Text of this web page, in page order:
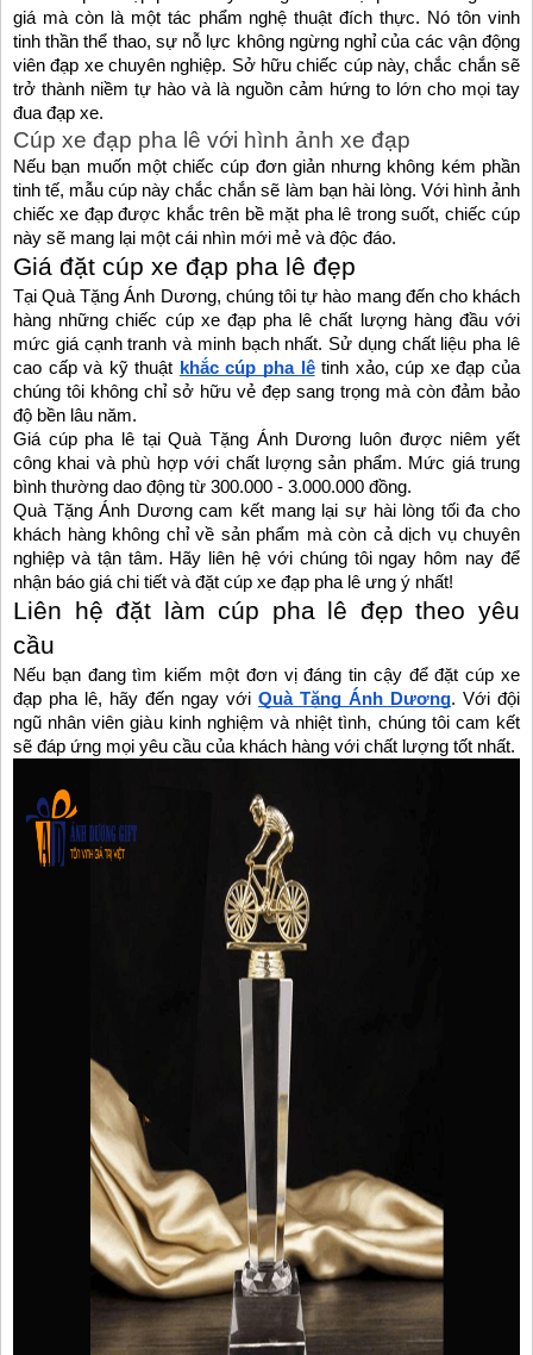
giá mà còn là một tác phẩm nghệ thuật đích thực. Nó tôn vinh
tinh thần thể thao, sự nỗ lực không ngừng nghỉ của các vận động
viên đạp xe chuyên nghiệp. Sở hữu chiếc cúp này, chắc chắn sẽ
trở thành niềm tự hào và là nguồn cảm hứng to lớn cho mọi tay
đua đạp xe.
Cúp xe đạp pha lê với hình ảnh xe đạp
Nếu bạn muốn một chiếc cúp đơn giản nhưng không kém phần
tinh tế, mẫu cúp này chắc chắn sẽ làm bạn hài lòng. Với hình ảnh
chiếc xe đạp được khắc trên bề mặt pha lê trong suốt, chiếc cúp
này sẽ mang lại một cái nhìn mới mẻ và độc đáo.
Giá đặt cúp xe đạp pha lê đẹp
Tại Quà Tặng Ánh Dương, chúng tôi tự hào mang đến cho khách
hàng những chiếc cúp xe đạp pha lê chất lượng hàng đầu với
mức giá cạnh tranh và minh bạch nhất. Sử dụng chất liệu pha lê
cao cấp và kỹ thuật khắc cúp pha lêtinh xảo, cúp xe đạp của
chúng tôi không chỉ sở hữu vẻ đẹp sang trọng mà còn đảm bảo
độ bền lâu năm.
Giá cúp pha lê tại Quà Tặng Ánh Dương luôn được niêm yết
công khai và phù hợp với chất lượng sản phẩm. Mức giá trung
bình thường dao động từ 300.000 - 3.000.000 đồng.
Quà Tặng Ánh Dương cam kết mang lại sự hài lòng tối đa cho
khách hàng không chỉ về sản phẩm mà còn cả dịch vụ chuyên
nghiệp và tận tâm. Hãy liên hệ với chúng tôi ngay hôm nay để
nhận báo giá chi tiết và đặt cúp xe đạp pha lê ưng ý nhất!
Liên hệ đặt làm cúp pha lê đẹp theo yêu
cầu
Nếu bạn đang tìm kiếm một đơn vị đáng tin cậy để đặt cúp xe
đạp pha lê, hãy đến ngay với Quà Tặng Ánh Dương. Với đội
ngũ nhân viên giàu kinh nghiệm và nhiệt tình, chúng tôi cam kết
sẽ đáp ứng mọi yêu cầu của khách hàng với chất lượng tốt nhất.